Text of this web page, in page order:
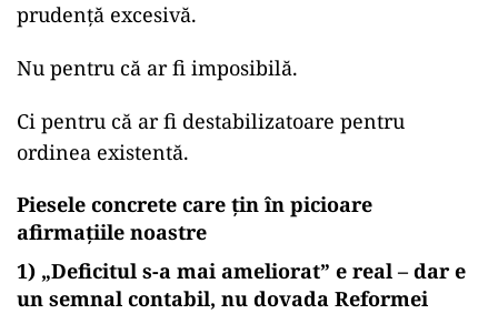
prudență excesivă.
Nu pentru că ar fi imposibilă.
Ci pentru că ar fi destabilizatoare pentru
ordinea existentă.
Piesele concrete care țin în picioare
afirmațiile noastre
1) „Deficitul s-a mai ameliorat” e real – dar e
un semnal contabil, nu dovada Reformei